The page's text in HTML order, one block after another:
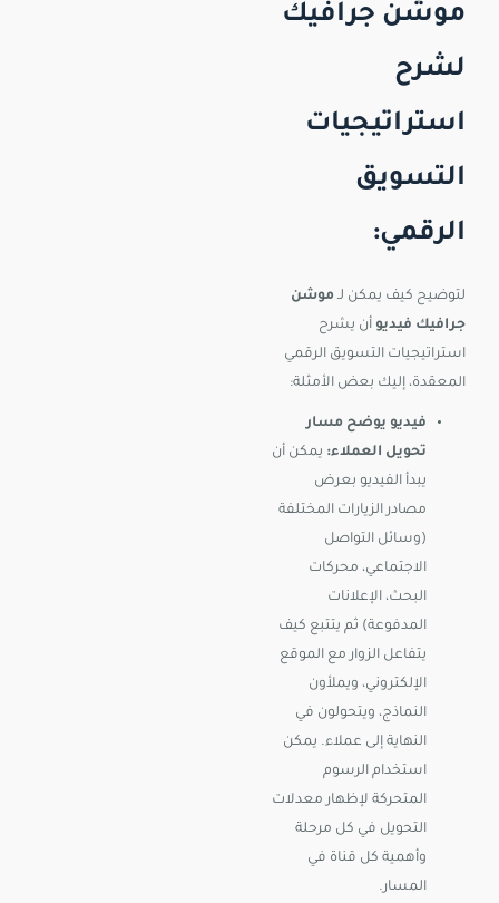
موشن جرافيك
لشرح
استراتيجيات
التسويق
الرقمي:
لتوضيح كيف يمكن لـ موشن
جرافيك فيديو أن يشرح
استراتيجيات التسويق الرقمي
المعقدة، إليك بعض الأمثلة:
فيديو يوضح مسار
تحويل العملاء: يمكن أن
يبدأ الفيديو بعرض
مصادر الزيارات المختلفة
(وسائل التواصل
الاجتماعي، محركات
البحث، الإعلانات
المدفوعة) ثم يتتبع كيف
يتفاعل الزوار مع الموقع
الإلكتروني، ويملأون
النماذج، ويتحولون في
النهاية إلى عملاء. يمكن
استخدام الرسوم
المتحركة لإظهار معدلات
التحويل في كل مرحلة
وأهمية كل قناة في
المسار.